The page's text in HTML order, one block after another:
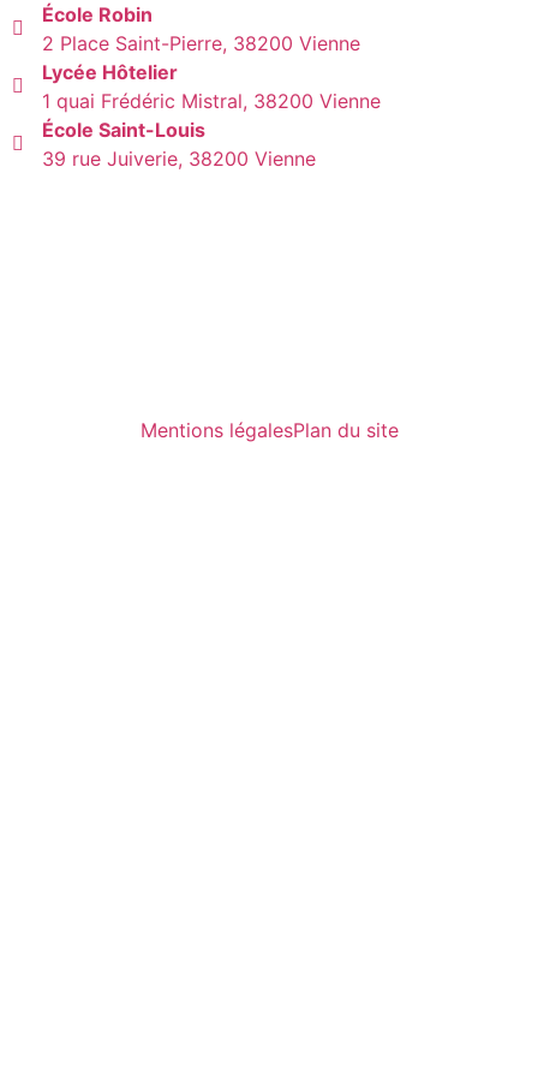
École Robin
2 Place Saint-Pierre, 38200 Vienne
Lycée Hôtelier
1 quai Frédéric Mistral, 38200 Vienne
École Saint-Louis
39 rue Juiverie, 38200 Vienne
Mentions légalesPlan du site